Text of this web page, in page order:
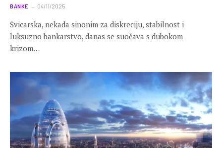
BANKE 04/11/2025
Švicarska, nekada sinonim za diskreciju, stabilnost i
luksuzno bankarstvo, danas se suočava s dubokom
krizom…